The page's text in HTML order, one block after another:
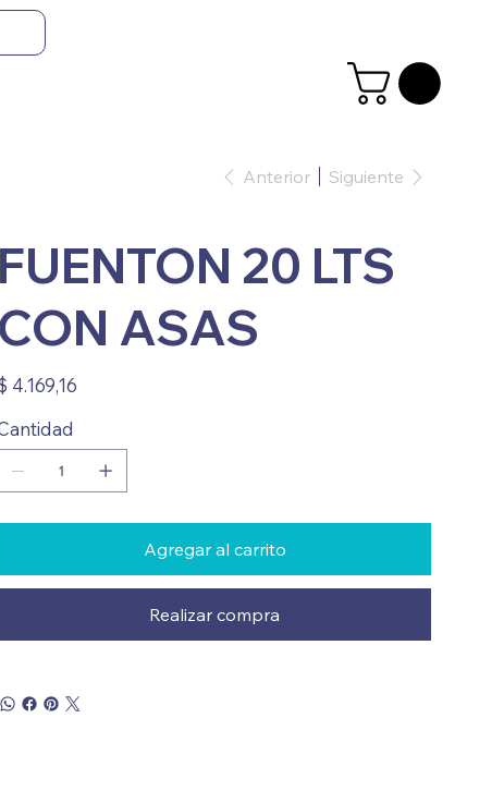
Anterior Siguiente
FUENTON 20 LTS
CON ASAS
Precio4.169,16
Agregar al carrito
Realizar compra